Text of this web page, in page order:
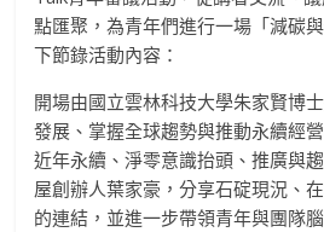
點匯聚，為青年們進行一場「減碳
下節錄活動內容：
開場由國立雲林科技大學朱家賢博
發展、掌握全球趨勢與推動永續經
近年永續、淨零意識抬頭、推廣與
屋創辦人葉家豪，分享石碇現況、
的連結，並進一步帶領青年與團隊